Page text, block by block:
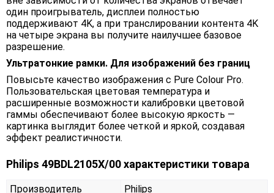
один проигрыватель, дисплеи полностью
поддерживают 4K, а при транслировании контента 4K
на четыре экрана вы получите наилучшее базовое
разрешение.
Ультратонкие рамки. Для изображений без границ
Повысьте качество изображения с Pure Colour Pro.
Пользовательская цветовая температура и
расширенные возможности калибровки цветовой
гаммы обеспечивают более высокую яркость —
картинка выглядит более четкой и яркой, создавая
эффект реалистичности.
Philips 49BDL2105X/00 характеристики товара
Производитель Philips